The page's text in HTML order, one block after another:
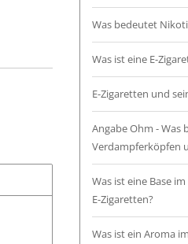
Was bedeutet
Was ist eine E-
E-Zigaretten und
Angabe Ohm - Was
Verdampferköpfen
Was ist eine Base
E-Zigaretten?
Was ist ein Aroma